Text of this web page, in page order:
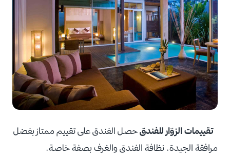
تقييمات الزوّار للفندقحصل الفندق على تقييم ممتاز بفضل
مرافقة الجيدة. نظافة الفندق والغرف بصفة خاصة.